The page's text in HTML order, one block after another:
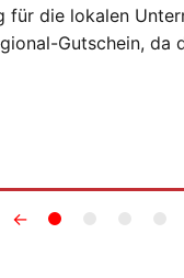
für die lokalen
Gutschein,
←